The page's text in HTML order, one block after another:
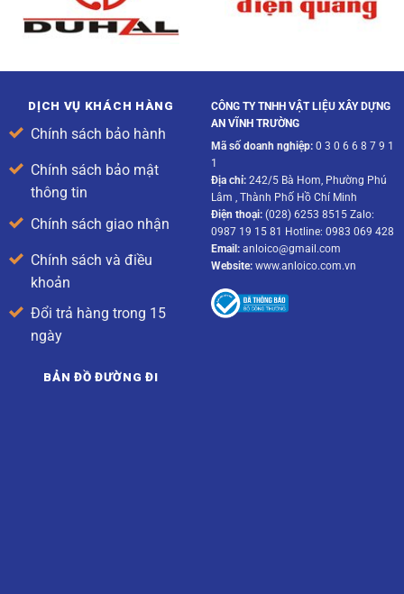
DỊCH VỤ KHÁCH HÀNG
Chính sách bảo hành
Chính sách bảo mật
thông tin
Chính sách giao nhận
Chính sách và điều
khoản
Đổi trả hàng trong 15
ngày
CÔNG TY TNHH VẬT LIỆU XÂY DỰNG
AN VĨNH TRƯỜNG
Mã số doanh nghiệp:0 3 0 6 6 8 7 9 1
1
Địa chỉ:242/5 Bà Hom, Phường Phú
Lâm , Thành Phố Hồ Chí Minh
Điện thoại:(028) 6253 8515 Zalo:
0987 19 15 81 Hotline: 0983 069 428
Email:anloico@gmail.com
Website:www.anloico.com.vn
BẢN ĐỒ ĐƯỜNG ĐI